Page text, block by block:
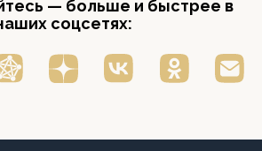
— больше и быстрее в
соцсетях: